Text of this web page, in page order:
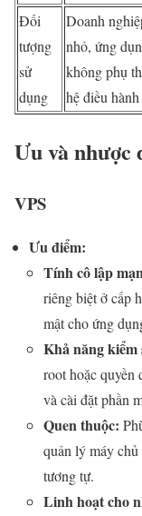
Đối
tượng
sử
dụng
Doanh
nhỏ, ứng
không phụ
hệ điều
Ưu và nhược
VPS
Ưu điểm:
Tính cô lập
riêng biệt ở cấp
mật cho ứng
Khả năng kiểm
root hoặc quyền
và cài đặt phần
Quen thuộc:
quản lý máy
tương tự.
Linh hoạt cho